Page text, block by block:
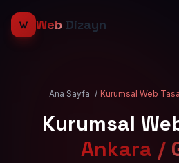
Web Dizayn
Ana Sayfa / Kurumsal Web
Kurumsal
Ankara /